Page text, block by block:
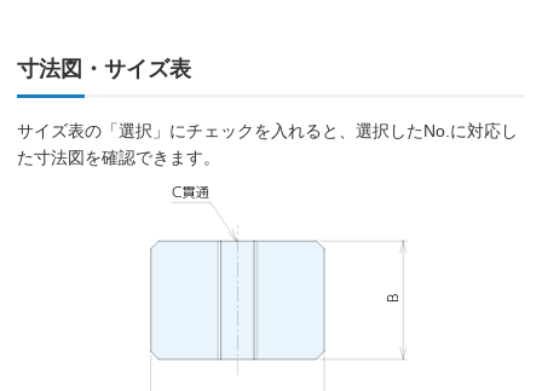
寸法図・サイズ表
サイズ表の「選択」にチェックを入れると、選択したNo.に対応し
た寸法図を確認できます。